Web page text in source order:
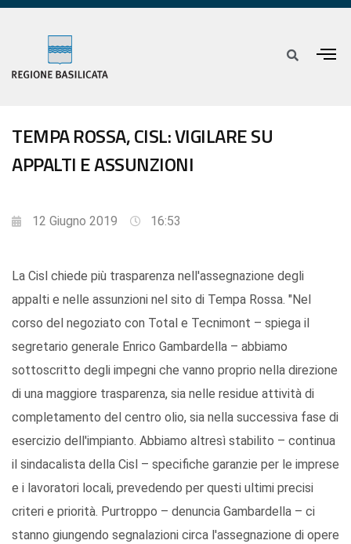
TEMPA ROSSA, CISL: VIGILARE SU
APPALTI E ASSUNZIONI
12 Giugno 2019 16:53
La Cisl chiede più trasparenza nell'assegnazione degli
appalti e nelle assunzioni nel sito di Tempa Rossa. "Nel
corso del negoziato con Total e Tecnimont – spiega il
segretario generale Enrico Gambardella – abbiamo
sottoscritto degli impegni che vanno proprio nella direzione
di una maggiore trasparenza, sia nelle residue attività di
completamento del centro olio, sia nella successiva fase di
esercizio dell'impianto. Abbiamo altresì stabilito – continua
il sindacalista della Cisl – specifiche garanzie per le imprese
e i lavoratori locali, prevedendo per questi ultimi precisi
criteri e priorità. Purtroppo – denuncia Gambardella – ci
stanno giungendo segnalazioni circa l'assegnazione di opere